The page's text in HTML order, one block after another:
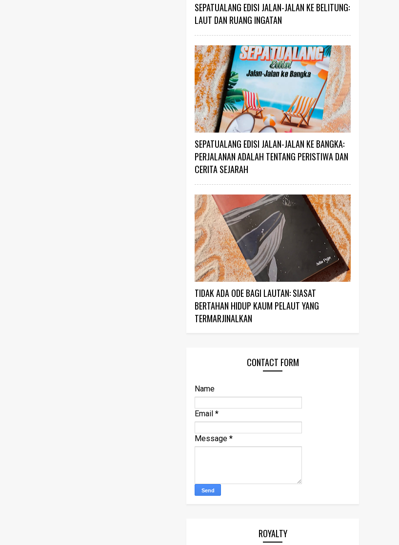
SEPATUALANG EDISI JALAN-JALAN KE BELITUNG:
LAUT DAN RUANG INGATAN
SEPATUALANG EDISI JALAN-JALAN KE BANGKA:
PERJALANAN ADALAH TENTANG PERISTIWA DAN
CERITA SEJARAH
TIDAK ADA ODE BAGI LAUTAN: SIASAT
BERTAHAN HIDUP KAUM PELAUT YANG
TERMARJINALKAN
CONTACT FORM
Name
Email *
Message *
ROYALTY